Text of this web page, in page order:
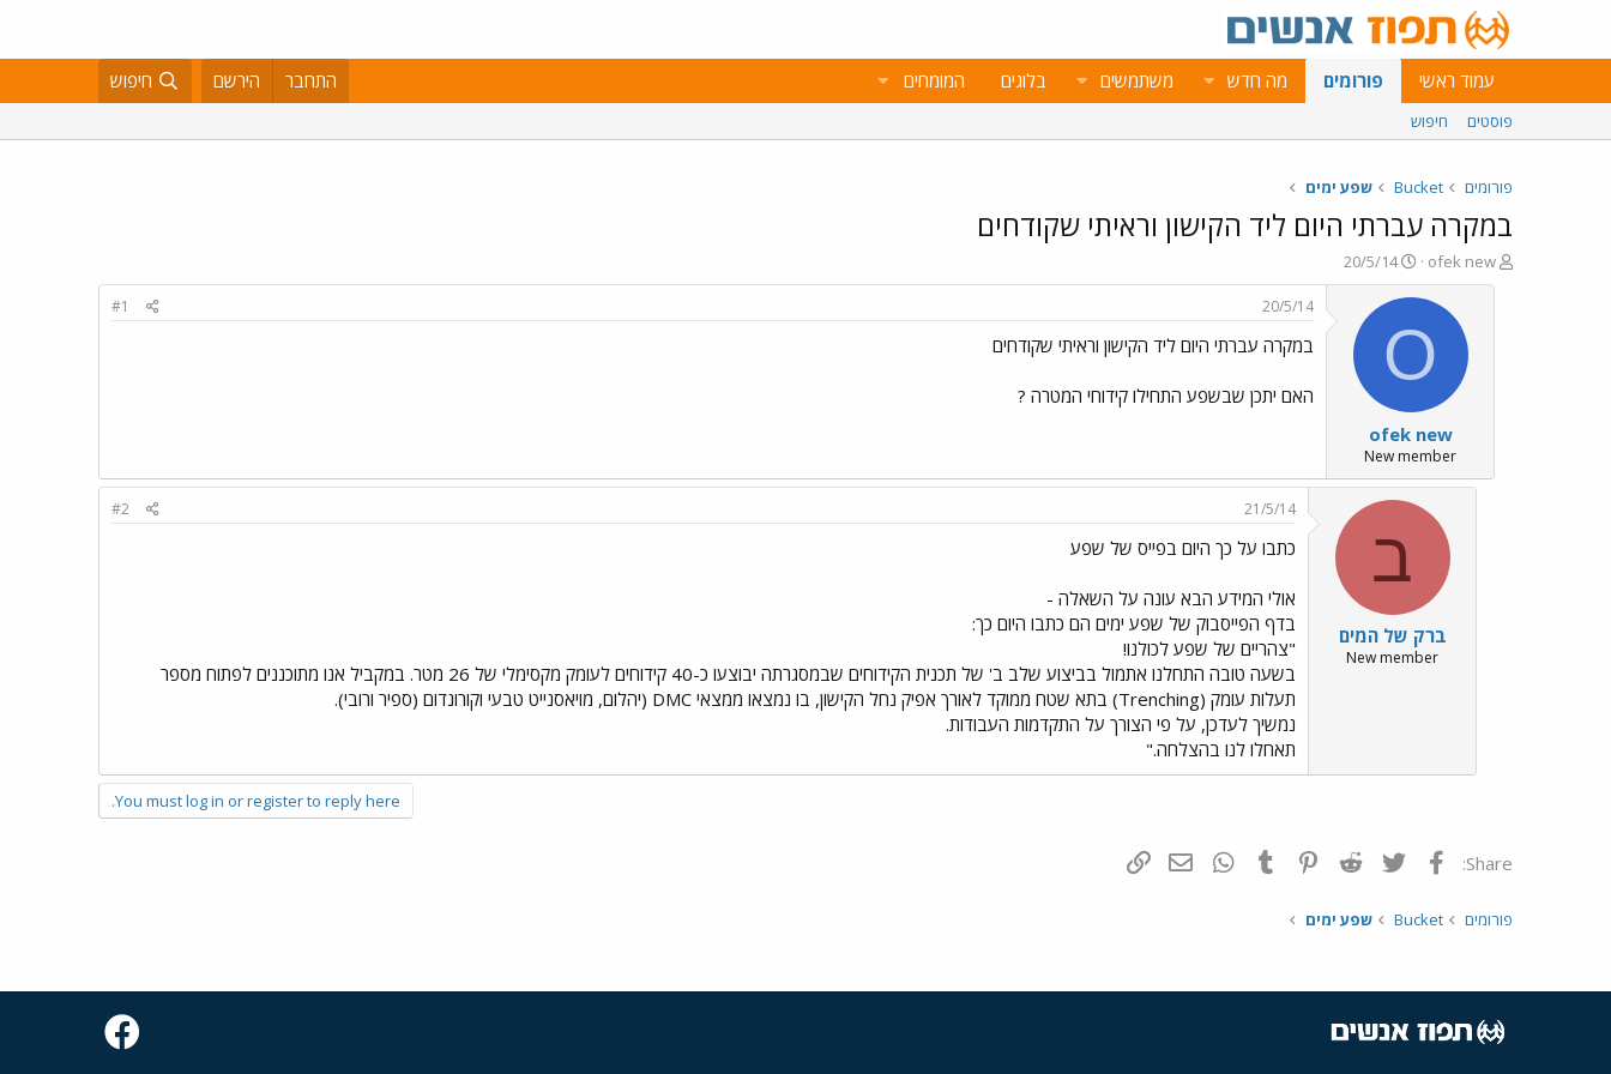
עמוד ראשי פורומים מה חדש משתמשים בלוגים המומחים התחבר הירשם חיפוש
פוסטים חיפוש
פורומים Bucket שפע ימים
במקרה עברתי היום ליד הקישון וראיתי שקודחים
פ
ו
ofek new
פ
ו
ר
ם
ב
א
ר
ך
20/5/14
O
ofek new
New member
20/5/14
#1
במקרה עברתי היום ליד הקישון וראיתי שקודחים
האם יתכן שבשפע התחילו קידוחי המטרה ?
ב
ברק של המים
New member
21/5/14
#2
כתבו על כך היום בפייס של שפע
אולי המידע הבא עונה על השאלה -
בדף הפייסבוק של שפע ימים הם כתבו היום כך:
"צהריים של שפע לכולנו!
בשעה טובה התחלנו אתמול בביצוע שלב ב' של תכנית הקידוחים שבמסגרתה יבוצעו כ-40 קידוחים לעומק מקסימלי של 26 מטר. במקביל אנו מתוכננים לפתוח מספר
תעלות עומק (Trenching) בתא שטח ממוקד לאורך אפיק נחל הקישון, בו נמצאו ממצאי DMC (יהלום, מויאסנייט טבעי וקורונדום (ספיר ורובי).
נמשיך לעדכן, על פי הצורך על התקדמות העבודות.
תאחלו לנו בהצלחה."
You must log in or register to reply here.
Share: פייסבוק Twitter
Reddit
Pinterest
Tumblr
WhatsAppדואר אלקטרוני
פורומים Bucket שפע ימים